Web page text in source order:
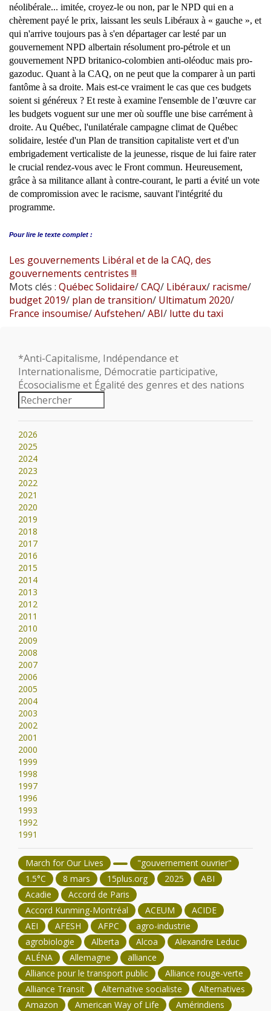
néolibérale... imitée, croyez-le ou non, par le NPD qui en a
chèrement payé le prix, laissant les seuls Libéraux à « gauche », et
qui n'arrive toujours pas à s'en départager car lesté par un
gouvernement NPD albertain résolument pro-pétrole et un
gouvernement NPD britanico-colombien anti-oléoduc mais pro-
gazoduc. Quant à la CAQ, on ne peut que la comparer à un parti
fantôme à sa droite. Mais est-ce vraiment le cas que ces budgets
soient si généreux ? Et reste à examine l'ensemble de l’œuvre car
les budgets voguent sur une mer où souffle une bise carrément à
droite. Au Québec, l'unilatérale campagne climat de Québec
solidaire, lestée d'un Plan de transition capitaliste vert et d'un
embrigadement verticaliste de la jeunesse, risque de lui faire rater
le crucial rendez-vous avec le Front commun. Heureusement,
grâce à sa militance allant à contre-courant, le parti a évité un vote
de compromission avec le racisme, sauvant l'intégrité du
programme.
Pour lire le texte complet :
Les gouvernements Libéral et de la CAQ, des
gouvernements centristes !!!
Mots clés : Québec Solidaire/CAQ/ Libéraux/ racisme/
budget 2019/ plan de transition/ Ultimatum 2020/
France insoumise/Aufstehen/ABI/ lutte du taxi
*Anti-Capitalisme, Indépendance et
Internationalisme, Démocratie participative,
Écosocialisme et Égalité des genres et des nations
2026
2025
2024
2023
2022
2021
2020
2019
2018
2017
2016
2015
2014
2013
2012
2011
2010
2009
2008
2007
2006
2005
2004
2003
2002
2001
2000
1999
1998
1997
1996
1993
1992
1991
March for Our Lives
"gouvernement ouvrier"
1.5°C
8 mars 15plus.org 2025
ABI
Acadie
Accord de Paris
Accord Kunming-Montréal
ACEUM
ACIDE
AEI
AFESH AFPC
agro-industrie
agrobiologie
Alberta Alcoa
Alexandre Leduc
ALÉNA
Allemagne
alliance
Alliance pour le transport public
Alliance rouge-verte
Alliance Transit
Alternative socialiste
Alternatives
Amazon
American Way of Life Amérindiens